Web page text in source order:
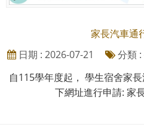
家長汽車通
日期 : 2026-07-21
分類 :
自115學年度起， 學生宿舍家
下網址進行申請: 家